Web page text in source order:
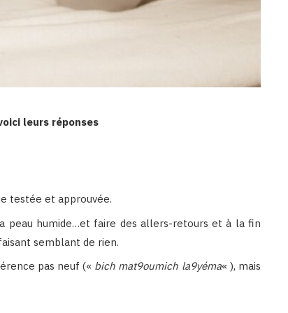
leurs réponses
testée et approuvée.
peau humide…et faire des allers-retours et à la fin
semblant de rien.
pas neuf (« bich mat9oumich la9yéma« ), mais